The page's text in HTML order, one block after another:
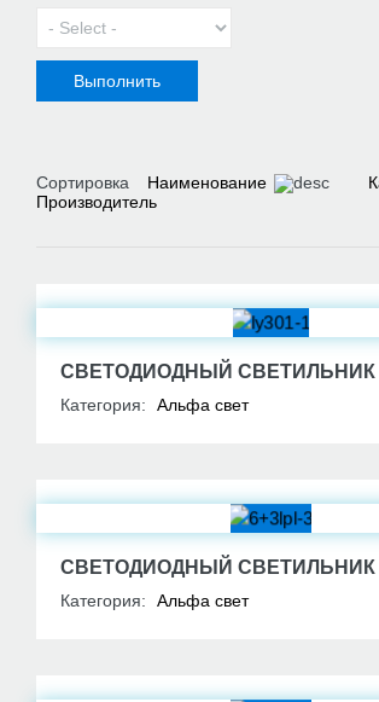
Сортировка Наименование
Производитель
СВЕТОДИОДНЫЙ СВЕТИЛЬНИК
Категория: Альфа свет
СВЕТОДИОДНЫЙ СВЕТИЛЬНИК
Категория: Альфа свет